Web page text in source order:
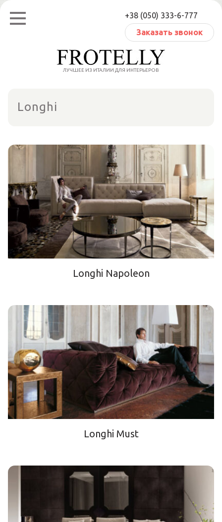
Перейти
содержанию
+38 (050) 333-6-777
Заказать звонок
ЛУЧШЕЕ ИЗ ИТАЛИИ ДЛЯ ИНТЕРЬЕРОВ
Longhi
Longhi Napoleon
Longhi Must